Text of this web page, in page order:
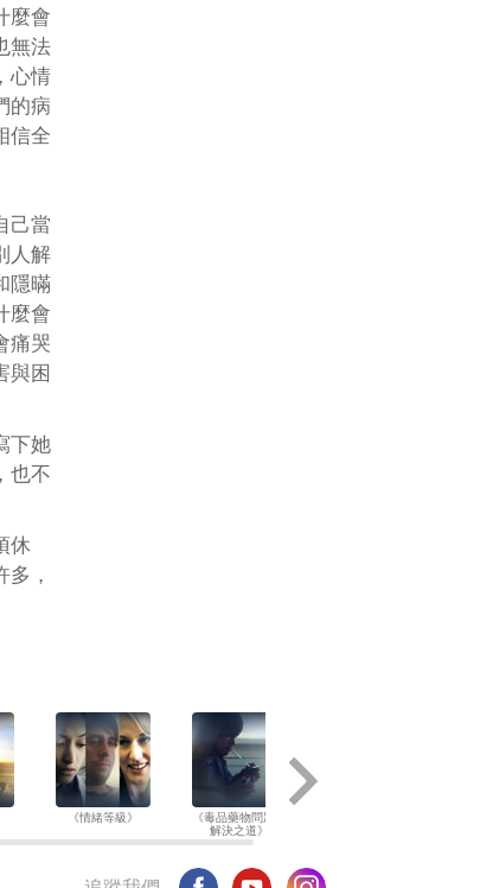
麼會
無法
心情
的病
信全
己當
人解
隱暪
麼會
痛哭
與困
下她
也不
休
，
《情緒等級》
《毒品藥物問題的
解決之道》